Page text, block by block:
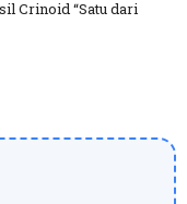
Crinoid “Satu dari